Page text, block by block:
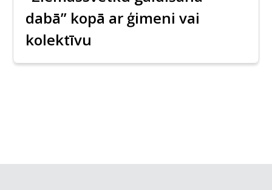
dabā” kopā ar ģimeni vai
kolektīvu